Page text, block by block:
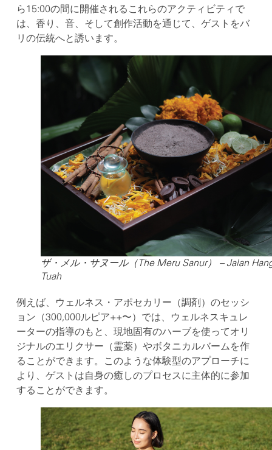
ら15:00の間に開催されるこれらのアクティビティで
は、香り、音、そして創作活動を通じて、ゲストをバ
リの伝統へと誘います。
ザ・メル・サヌール（The Meru Sanur） – Jalan
Tuah
例えば、ウェルネス・アポセカリー（調剤）のセッシ
ョン（300,000ルピア++〜）では、ウェルネスキュレ
ーターの指導のもと、現地固有のハーブを使ってオリ
ジナルのエリクサー（霊薬）やボタニカルバームを作
ることができます。このような体験型のアプローチに
より、ゲストは自身の癒しのプロセスに主体的に参加
することができます。